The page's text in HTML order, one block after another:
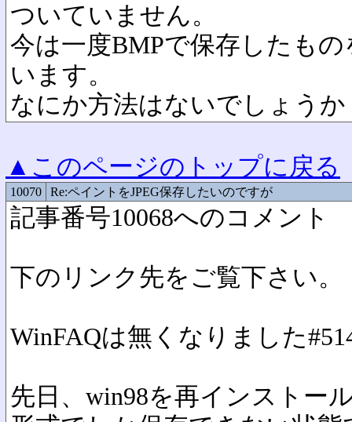
ついていません。
今は一度BMPで保存したも
います。
なにか方法はないでしょうか
▲このページのトップに戻る
10070 Re:ペイントをJPEG保存したいのですが
記事番号10068へのコメント
下のリンク先をご覧下さい。
WinFAQは無くなりました
先日、win98を再インストー